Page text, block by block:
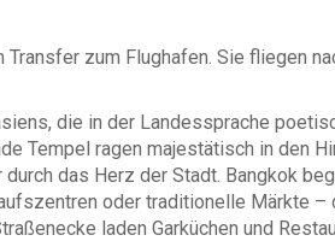
zum Flughafen. Sie fliegen
die in der Landessprache
Tempel ragen majestätisch in den
das Herz der Stadt. Bangkok
oder traditionelle Märkte
laden Garküchen und